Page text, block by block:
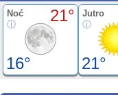
Noć 21°
16°
Jutro
21°